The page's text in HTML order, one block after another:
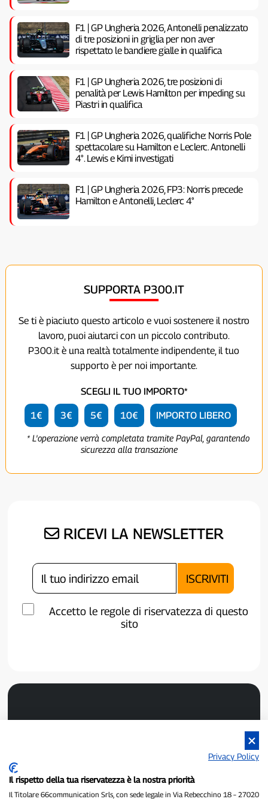
F1 | GP Ungheria 2026, Antonelli penalizzato
di tre posizioni in griglia per non aver
rispettato le bandiere gialle in qualifica
F1 | GP Ungheria 2026, tre posizioni di
penalità per Lewis Hamilton per impeding su
Piastri in qualifica
F1 | GP Ungheria 2026, qualifiche: Norris Pole
spettacolare su Hamilton e Leclerc. Antonelli
4°. Lewis e Kimi investigati
F1 | GP Ungheria 2026, FP3: Norris precede
Hamilton e Antonelli, Leclerc 4°
SUPPORTA P300.IT
Se ti è piaciuto questo articolo e vuoi sostenere il nostro
lavoro, puoi aiutarci con un piccolo contributo.
P300.it è una realtà totalmente indipendente, il tuo
supporto è per noi importante.
SCEGLI IL TUO IMPORTO*
1€ 3€ 5€ 10€ IMPORTO LIBERO
* L'operazione verrà completata tramite PayPal, garantendo
sicurezza alla transazione
RICEVI LA NEWSLETTER
Accetto le regole di riservatezza di questo
sito
Registrazione numero 1/2021 del 1/2/2021 - Tribunale di Pavia
Proprietario ed editore:66communication Srls- P.IVA
Privacy Policy
Il rispetto della tua riservatezza è la nostra priorità
Il Titolare 66communication Srls, con sede legale in Via Rebecchino 18 – 27020